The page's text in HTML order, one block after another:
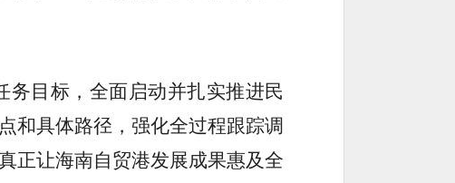
目标，全面启动并扎实推进民
和具体路径，强化全过程跟踪调
正让海南自贸港发展成果惠及全